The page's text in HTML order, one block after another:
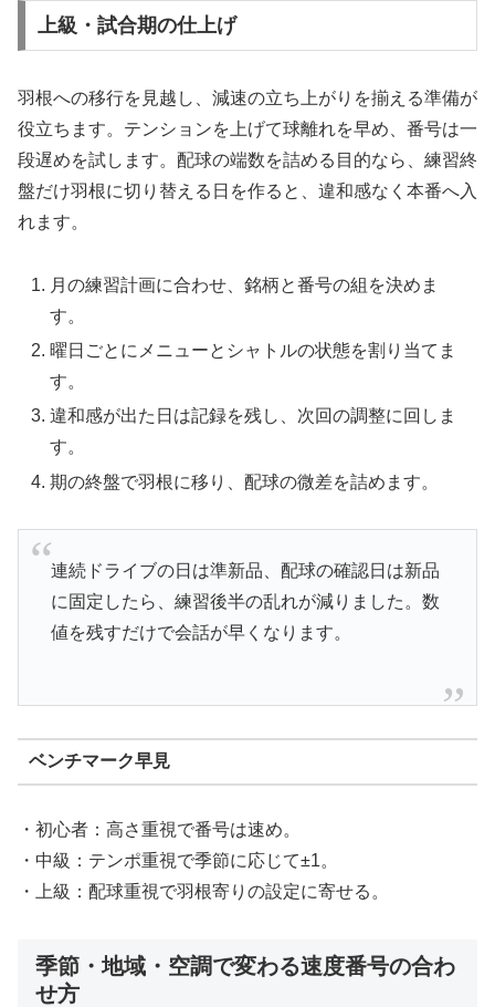
上級・試合期の仕上げ
羽根への移行を見越し、減速の立ち上がりを揃える準備が
役立ちます。テンションを上げて球離れを早め、番号は一
段遅めを試します。配球の端数を詰める目的なら、練習終
盤だけ羽根に切り替える日を作ると、違和感なく本番へ入
れます。
月の練習計画に合わせ、銘柄と番号の組を決めま
す。
曜日ごとにメニューとシャトルの状態を割り当てま
す。
違和感が出た日は記録を残し、次回の調整に回しま
す。
期の終盤で羽根に移り、配球の微差を詰めます。
連続ドライブの日は準新品、配球の確認日は新品
に固定したら、練習後半の乱れが減りました。数
値を残すだけで会話が早くなります。
ベンチマーク早見
・初心者：高さ重視で番号は速め。
・中級：テンポ重視で季節に応じて±1。
・上級：配球重視で羽根寄りの設定に寄せる。
季節・地域・空調で変わる速度番号の合わ
せ方